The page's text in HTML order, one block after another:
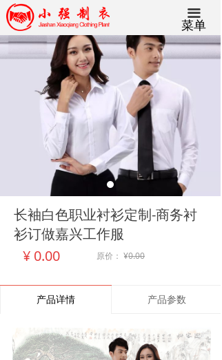
끀
菜单
¥ 0.00
长袖白色职业衬衫定制-商务衬
衫订做嘉兴工作服
原价： ¥0.00
产品详情 产品参数